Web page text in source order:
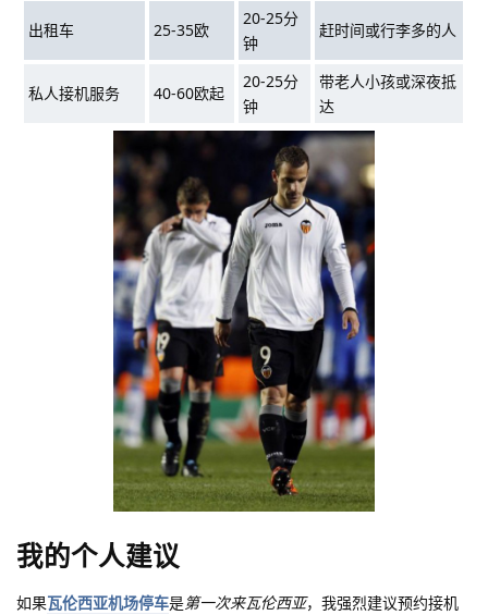
出租车 25-35欧
20-25分
钟
赶时间或行李多的人
私人接机服务 40-60欧起
20-25分
钟
带老人小孩或深夜抵
达
我的个人建议
如果瓦伦西亚机场停车是第一次来瓦伦西亚，我强烈建议预约接机